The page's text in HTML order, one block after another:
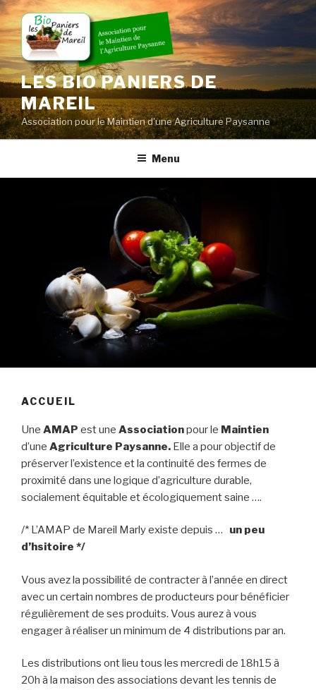
Skip
to
content
LES BIO PANIERS DE
MAREIL
Association pour le Maintien d'une Agriculture Paysanne
Menu
ACCUEIL
Une AMAP est une Associationpour le Maintien
d’une Agriculture Paysanne. Elle a pour objectif de
préserver l’existence et la continuité des fermes de
proximité dans une logique d’agriculture durable,
socialement équitable et écologiquement saine ….
/* L’AMAP de Mareil Marly existe depuis …
un peu
d’hsitoire */
Vous avez la possibilité de contracter à l’année en direct
avec un certain nombres de producteurs pour bénéficier
régulièrement de ses produits. Vous aurez à vous
engager à réaliser un minimum de 4 distributions par an.
Les distributions ont lieu tous les mercredi de 18h15 à
20h à la maison des associations devant les tennis de